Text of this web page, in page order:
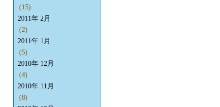
(15)
2011年 2月
(2)
2011年 1月
(5)
2010年 12月
(4)
2010年 11月
(8)